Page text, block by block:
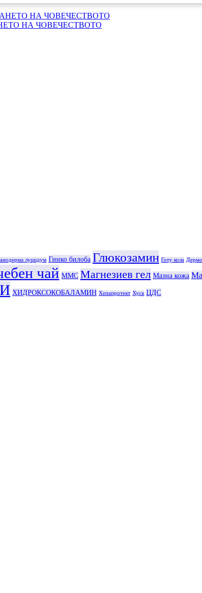
НА ЧОВЕЧЕСТВОТО
луцидум Гинко билоба Глюкозамин Готу кола
чай ММС Магнезиев гел Мазна кожа
ХИДРОКСОКОБАЛАМИН Хепапротект Хуск ЦДС